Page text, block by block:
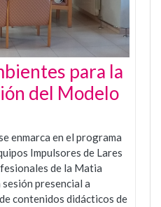
para la
del Modelo
enmarca en el programa
Impulsores de Lares
de la Matia
presencial a
contenidos didácticos de